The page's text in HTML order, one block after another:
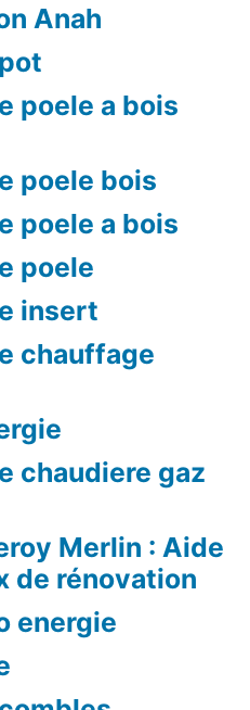
Anah
poele a bois
poele bois
poele a bois
poele
insert
chauffage
chaudiere gaz
Merlin : Aide
de rénovation
energie